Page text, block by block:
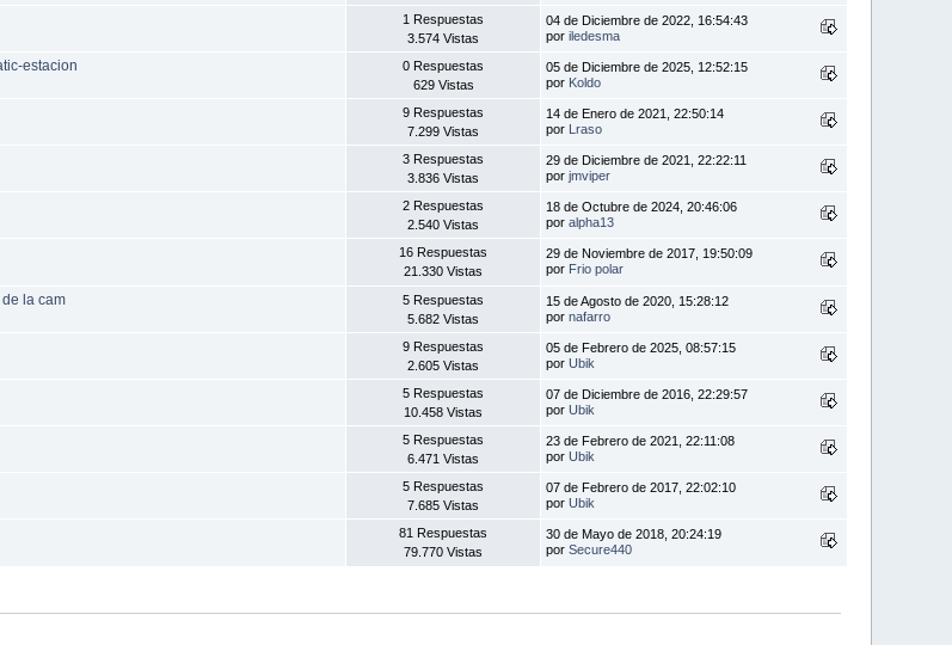
1 Respuestas
3.574 Vistas
04 de Diciembre de 2022, 16:54:43
poriledesma
estacion
0 Respuestas
629 Vistas
05 de Diciembre de 2025, 12:52:15
por Koldo
9 Respuestas
7.299 Vistas
14 de Enero de 2021, 22:50:14
por Lraso
3 Respuestas
3.836 Vistas
29 de Diciembre de 2021, 22:22:11
porjmviper
2 Respuestas
2.540 Vistas
18 de Octubre de 2024, 20:46:06
poralpha13
16 Respuestas
21.330 Vistas
29 de Noviembre de 2017, 19:50:09
por Frio polar
la cam
5 Respuestas
5.682 Vistas
15 de Agosto de 2020, 15:28:12
pornafarro
9 Respuestas
2.605 Vistas
05 de Febrero de 2025, 08:57:15
porUbik
5 Respuestas
10.458 Vistas
07 de Diciembre de 2016, 22:29:57
porUbik
5 Respuestas
6.471 Vistas
23 de Febrero de 2021, 22:11:08
porUbik
5 Respuestas
7.685 Vistas
07 de Febrero de 2017, 22:02:10
porUbik
81 Respuestas
79.770 Vistas
30 de Mayo de 2018, 20:24:19
porSecure440